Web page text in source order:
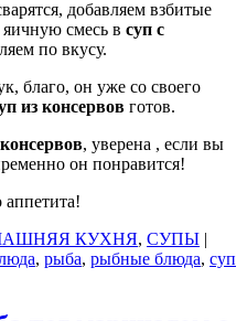
добавляем взбитые
смесь в суп с
по вкусу.
благо, он уже со своего
из консервов готов.
, уверена , если вы
он понравится!
КУХНЯ, СУПЫ |
, рыба, рыбные блюда, суп